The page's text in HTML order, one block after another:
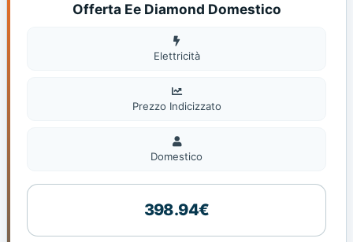
Offerta Ee Diamond Domestico
Elettricità
Elettricità
Prezzo Indicizzato
Domestico
Domestico
398.94€